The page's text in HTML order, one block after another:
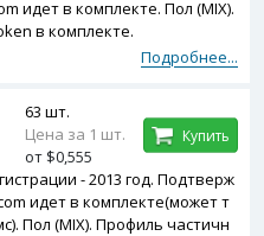
идет в комплекте. Пол (MIX).
в комплекте.
Подробнее...
- 2013 год. Подтверж
идет в комплекте(может т
Пол (MIX). Профиль частичн
63 шт.
Цена за 1 шт.
от $0,555
Купить